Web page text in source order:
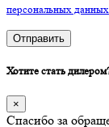
персональных данных
Отправить
Хотите стать
×
Спасибо за